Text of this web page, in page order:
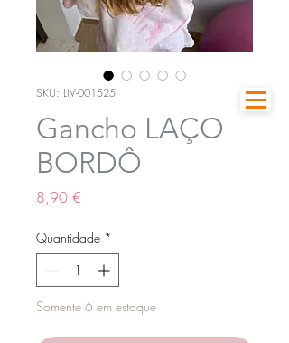
SKU: LIV-001525
Gancho LAÇO
BORDÔ
8,90 €
Quantidade *
Somente 6 em estoque